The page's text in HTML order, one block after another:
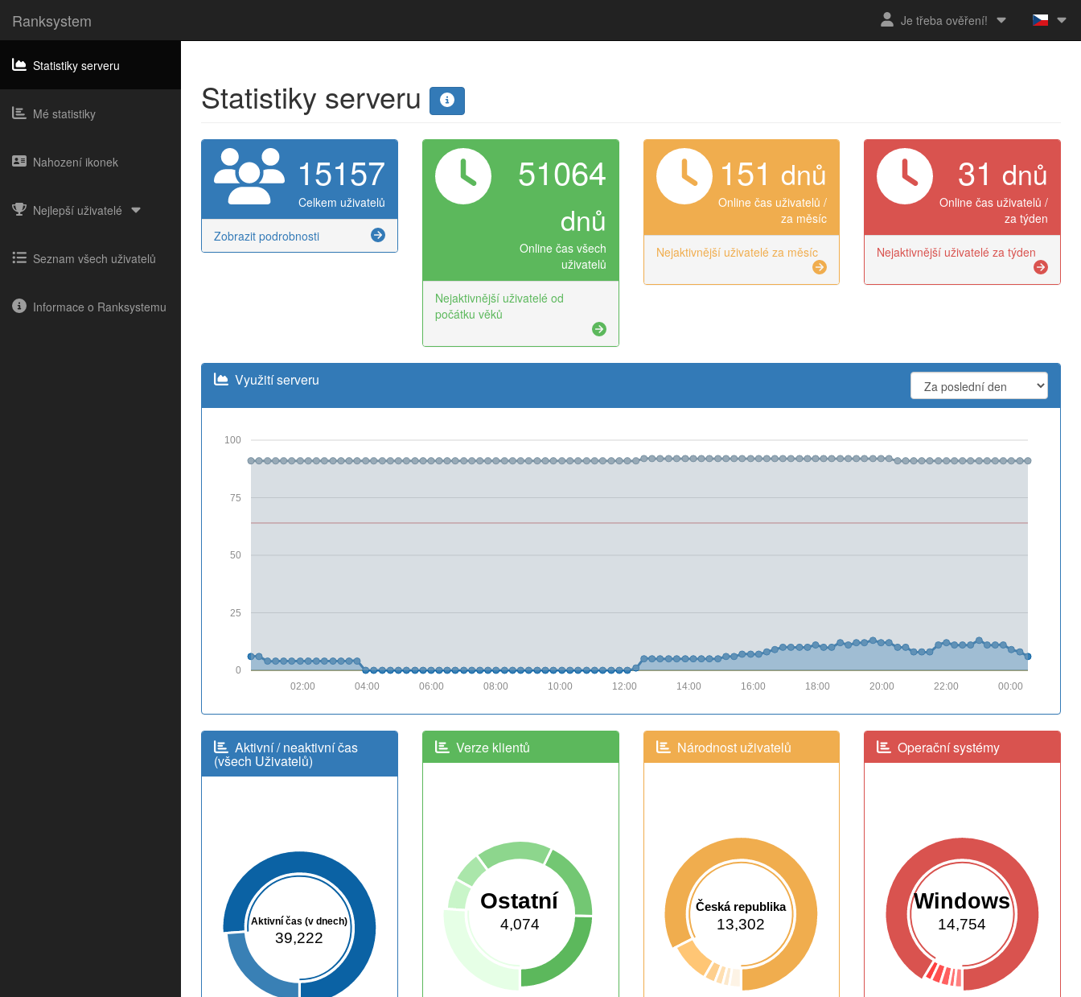
Ranksystem Je třeba ověření!
Statistiky serveru
Mé statistiky
Nahození ikonek
Nejlepší uživatelé
Seznam všech uživatelů
Informace o Ranksystemu
Statistiky serveru
15157
Celkem uživatelů
Zobrazit podrobnosti
51064
dnů
Online čas všech
uživatelů
Nejaktivnější uživatelé od
počátku věků
151 dnů
Online čas uživatelů /
za měsíc
Nejaktivnější uživatelé za měsíc
31 dnů
Online čas uživatelů /
za týden
Nejaktivnější uživatelé za týden
Využití serveru
0
25
50
75
100
00:00
22:00
20:00
18:00
16:00
14:00
12:00
10:00
08:00
06:00
04:00
02:00
Aktivní / neaktivní čas
(všech Uživatelů)
Aktivní čas (v dnech)
39,222
Verze klientů
Ostatní
4,074
Národnost uživatelů
Česká republika
13,302
Operační systémy
Windows
14,754